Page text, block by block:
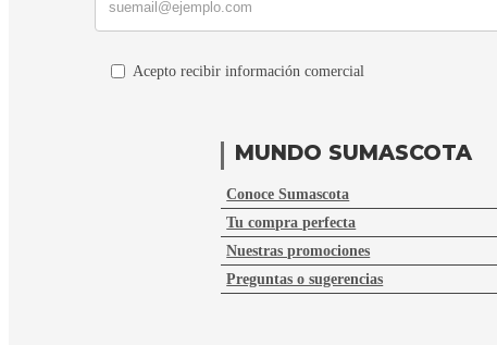
Acepto recibir información comercial
MUNDO SUMASCOTA
Conoce Sumascota
Tu compra perfecta
Nuestras promociones
Preguntas o sugerencias